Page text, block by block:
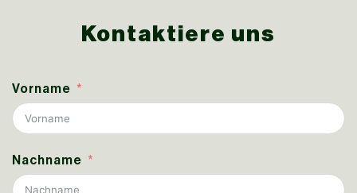
Kontaktiere uns
Vorname
Nachname